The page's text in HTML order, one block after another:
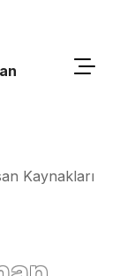
Kaynakları